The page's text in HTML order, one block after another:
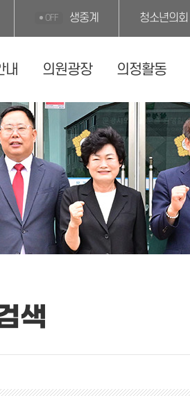
OFF 생중계 청소년의회
내 의원광장 의정활동
색